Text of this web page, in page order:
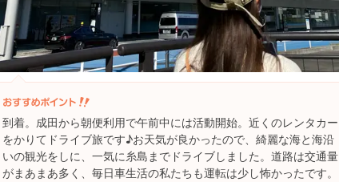
到着。成田から朝便利用で午前中には活動開始。近くのレンタカー
をかりてドライブ旅です♪お天気が良かったので、綺麗な海と海沿
いの観光をしに、一気に糸島までドライブしました。道路は交通量
がまあまあ多く、毎日車生活の私たちも運転は少し怖かったです。